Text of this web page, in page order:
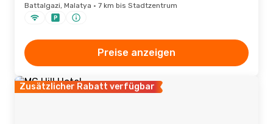
Battalgazi, Malatya · 7 km bis Stadtzentrum
Preise anzeigen
Zusätzlicher Rabatt verfügbar